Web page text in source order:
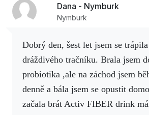
Výsledky však už boli po 4
to vyprázdňovanie chcela úplne
chodím našťastie každé ráno bez
nemám žiadne bolesti. Vďaka za
veľké Dakujem aj pani Elenke.
Dana - Nymburk
Nymburk
Dobrý den, šest let jsem se trápila se Syndromem
dráždivého tračníku. Brala jsem
probiotika ,ale na záchod jsem
denně a bála jsem se opustit
začala brát Activ FIBER drink